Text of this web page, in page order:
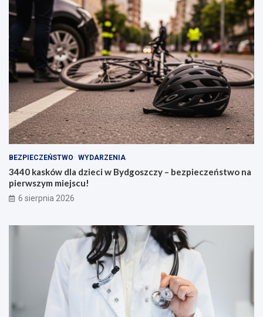
BEZPIECZEŃSTWO WYDARZENIA
3440 kasków dla dzieci w Bydgoszczy – bezpieczeństwo na
pierwszym miejscu!
6 sierpnia 2026